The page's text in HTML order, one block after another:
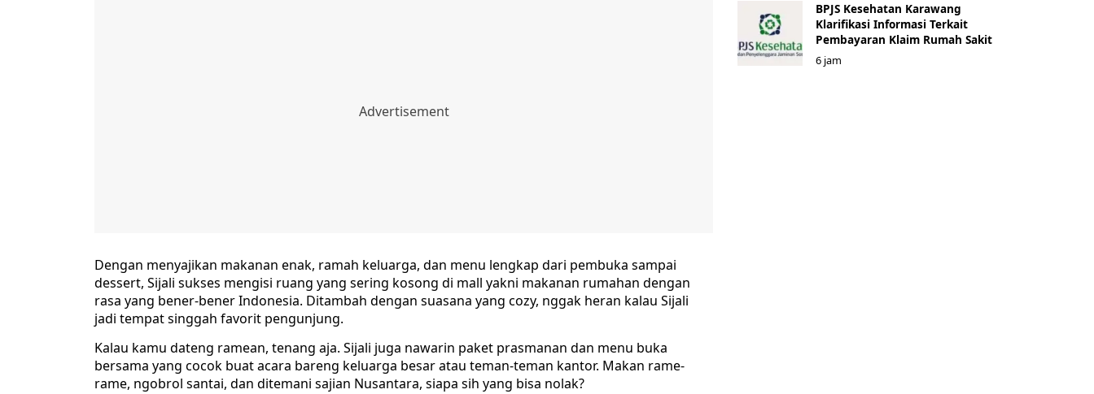
Dengan menyajikan makanan enak, ramah keluarga, dan menu lengkap dari pembuka sampai
dessert, Sijali sukses mengisi ruang yang sering kosong di mall yakni makanan rumahan dengan
rasa yang bener-bener Indonesia. Ditambah dengan suasana yang cozy, nggak heran kalau Sijali
jadi tempat singgah favorit pengunjung.
Kalau kamu dateng ramean, tenang aja. Sijali juga nawarin paket prasmanan dan menu buka
bersama yang cocok buat acara bareng keluarga besar atau teman-teman kantor. Makan rame-
rame, ngobrol santai, dan ditemani sajian Nusantara, siapa sih yang bisa nolak?
BPJS Kesehatan Karawang
Klarifikasi Informasi Terkait
Pembayaran Klaim Rumah Sakit
6 jam